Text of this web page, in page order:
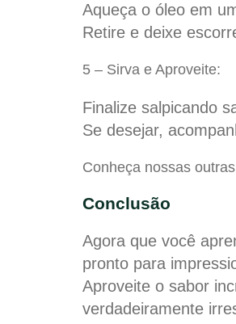
Aqueça o óleo em
Retire e deixe
5 – Sirva e Aproveite:
Finalize salpicando
Se desejar,
Conheça nossas outras
Conclusão
Agora que você
pronto para
Aproveite o sabor
verdadeiramente